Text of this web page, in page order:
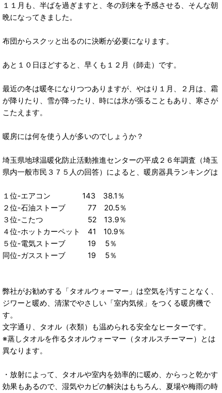
１１月も、半ばを過ぎますと、冬の到来を予感させる、そんな朝
晩になってきました。
布団からスクッと出るのに決断が必要になります。
あと１０日ほどすると、早くも１２月（師走）です。
最近の冬は暖冬になりつつありますが、やはり１月、２月は、霜
が降りたり、雪が降ったり、時には氷が張ることもあり、寒さが
こたえます。
暖房には何を使う人が多いのでしょうか？
埼玉県地球温暖化防止活動推進センターの平成２６年調査（埼玉
県内一般市民３７５人の回答）によると、暖房器具ランキングは
１位-エアコン 143 38.1％
２位-石油ストーブ 77 20.5％
３位-こたつ 52 13.9％
４位-ホットカーペット 41 10.9％
５位-電気ストーブ 19 5％
同位-ガスストーブ 19 5％
弊社がお勧めする「タオルウォーマー」は空気を汚すことなく、
ジワーと暖め、清潔でやさしい「室内気候」をつくる暖房機で
す。
文字通り、タオル（衣類）も温められる安全なヒーターです。
※蒸しタオルを作るタオルウォーマー（タオルスチーマー）とは
異なります。
・放射によって、タオルや室内を効率的に暖め、からっと乾かす
効果もあるので、湿気やカビの解決はもちろん、夏場や梅雨の時